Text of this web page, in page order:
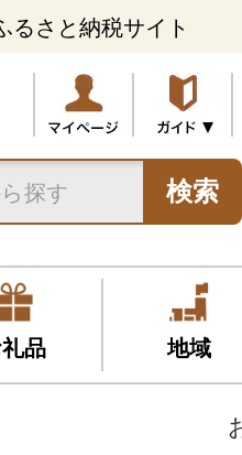
るさと納税サイト
検索
品 地域